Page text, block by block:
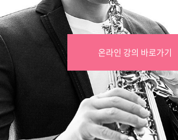
온라인 강의 바로가기